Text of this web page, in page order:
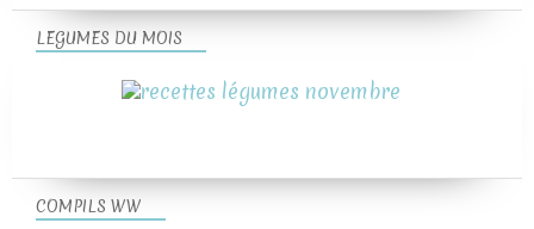
LEGUMES DU MOIS
COMPILS WW